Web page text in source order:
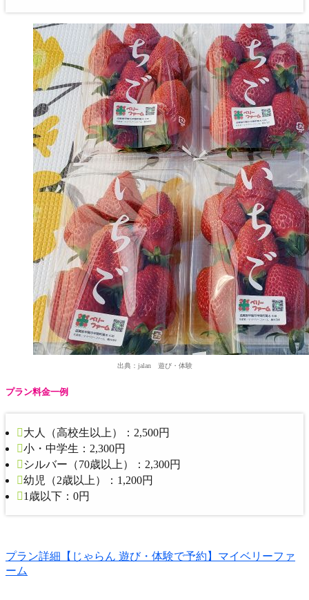
出典：jalan 遊び・体験
プラン料金一例
大人（高校生以上）： 2,500円
小・中学生： 2,300円
シルバー（70歳以上）： 2,300円
幼児（2歳以上）： 1,200円
1歳以下： 0円
プラン詳細【じゃらん 遊び・体験で予約】マイベリーファ
ーム